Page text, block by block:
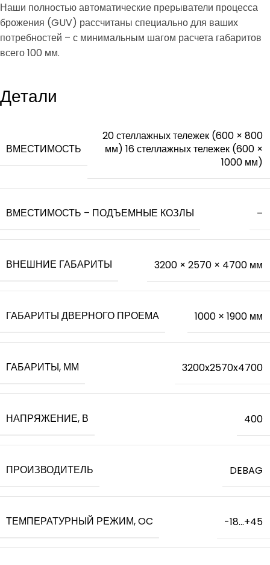
Наши полностью автоматические прерыватели процесса
брожения (GUV) рассчитаны специально для ваших
потребностей – с минимальным шагом расчета габаритов
всего 100 мм.
Детали
ВМЕСТИМОСТЬ
20 стеллажных тележек (600 × 800
мм) 16 стеллажных тележек (600 ×
1000 мм)
ВМЕСТИМОСТЬ – ПОДЪЕМНЫЕ КОЗЛЫ –
ВНЕШНИЕ ГАБАРИТЫ 3200 × 2570 × 4700 мм
ГАБАРИТЫ ДВЕРНОГО ПРОЕМА 1000 × 1900 мм
ГАБАРИТЫ, ММ 3200x2570x4700
НАПРЯЖЕНИЕ, В 400
ПРОИЗВОДИТЕЛЬ DEBAG
ТЕМПЕРАТУРНЫЙ РЕЖИМ, OC -18…+45